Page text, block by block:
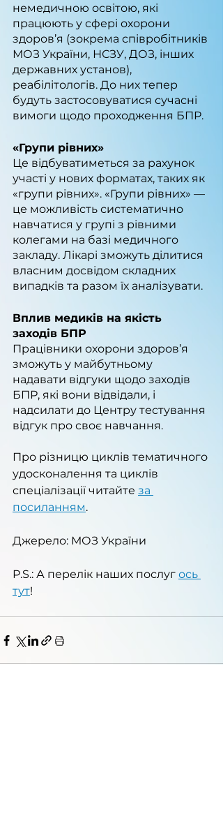
немедичною освітою, які
працюють у сфері охорони
здоров’я (зокрема співробітників
МОЗ України, НСЗУ, ДОЗ, інших
державних установ),
реабілітологів. До них тепер
будуть застосовуватися сучасні
вимоги щодо проходження БПР.
«Групи рівних»
Це відбуватиметься за рахунок
участі у нових форматах, таких як
«групи рівних». «Групи рівних» —
це можливість систематично
навчатися у групі з рівними
колегами на базі медичного
закладу. Лікарі зможуть ділитися
власним досвідом складних
випадків та разом їх аналізувати.
Вплив медиків на якість
заходів БПР
Працівники охорони здоров’я
зможуть у майбутньому
надавати відгуки щодо заходів
БПР, які вони відвідали, і
надсилати до Центру тестування
відгук про своє навчання.
Про різницю циклів тематичного
удосконалення та циклів
спеціалізації читайте за
посиланням.
Джерело: МОЗ України
P.S.: А перелік наших послуг ось
тут!